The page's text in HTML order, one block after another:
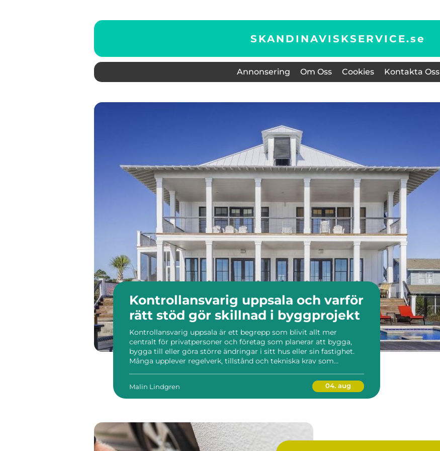
SKANDINAVISKSERVICE.se
Annonsering Om Oss Cookies Kontakta Oss
Kontrollansvarig uppsala och varför
rätt stöd gör skillnad i byggprojekt
Kontrollansvarig uppsala är ett begrepp som blivit allt mer
centralt för privatpersoner och företag som planerar att bygga,
bygga till eller göra större ändringar i sitt hus eller sin fastighet.
Många upplever regelverk, tillstånd och tekniska krav som
Malin Lindgren 04. aug